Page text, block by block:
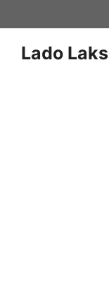
to
contentLado